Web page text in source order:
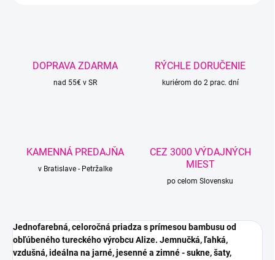
DOPRAVA ZDARMA
nad 55€ v SR
RÝCHLE DORUČENIE
kuriérom do 2 prac. dní
KAMENNÁ PREDAJŇA
v Bratislave - Petržalke
CEZ 3000 VÝDAJNÝCH
MIEST
po celom Slovensku
Jednofarebná, celoročná priadza s prímesou bambusu od
obľúbeného tureckého výrobcu Alize. Jemnučká, ľahká,
vzdušná, ideálna na jarné, jesenné a zimné - sukne, šaty,